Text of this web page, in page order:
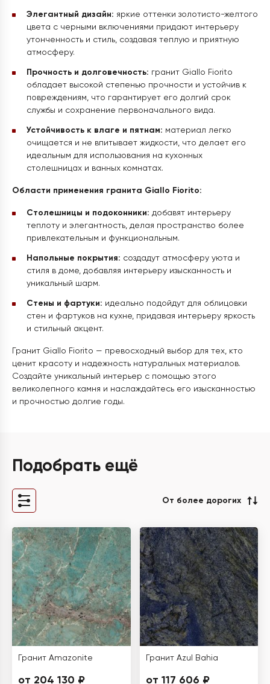
Элегантный дизайн: яркие оттенки золотисто-желтого
цвета с черными включениями придают интерьеру
утонченность и стиль, создавая теплую и приятную
атмосферу.
Прочность и долговечность: гранит Giallo Fiorito
обладает высокой степенью прочности и устойчив к
повреждениям, что гарантирует его долгий срок
службы и сохранение первоначального вида.
Устойчивость к влаге и пятнам: материал легко
очищается и не впитывает жидкости, что делает его
идеальным для использования на кухонных
столешницах и ванных комнатах.
Области применения гранита Giallo Fiorito:
Столешницы и подоконники: добавят интерьеру
теплоту и элегантность, делая пространство более
привлекательным и функциональным.
Напольные покрытия: создадут атмосферу уюта и
стиля в доме, добавляя интерьеру изысканность и
уникальный шарм.
Стены и фартуки: идеально подойдут для облицовки
стен и фартуков на кухне, придавая интерьеру яркость
и стильный акцент.
Гранит Giallo Fiorito — превосходный выбор для тех, кто
ценит красоту и надежность натуральных материалов.
Создайте уникальный интерьер с помощью этого
великолепного камня и наслаждайтесь его изысканностью
и прочностью долгие годы.
Подобрать ещё
От более дорогих
Гранит Amazonite
от 204 130 ₽
Гранит Azul Bahia
от 117 606 ₽